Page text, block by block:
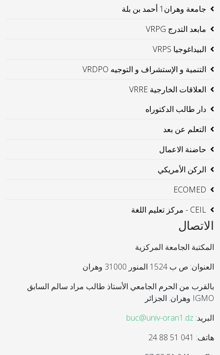
جامعة وهران1 أحمد بن بلة
مابعد التدرج VRPG
البيداغوجيا VRPS
التنمية و الإستشراف و التوجيه VRDPO
العلاقات الخارجية VRRE
دار طالب الدكتوراه
التعلم عن بعد
حاضنة الاعمال
الركن الأمريكي
ECOMED
CEIL - مركز تعليم اللغة
الاتصال
المكتبة الجامعة المركزية
العنوان: ص ب 1524 المنور 31000 وهران
بالقرب من الحرم الجامعي الأستاذ طالب مراد سالم السابق
IGMO وهران. الجزائر
البريد: buc@univ-oran1.dz
هاتف: 041 51 88 24